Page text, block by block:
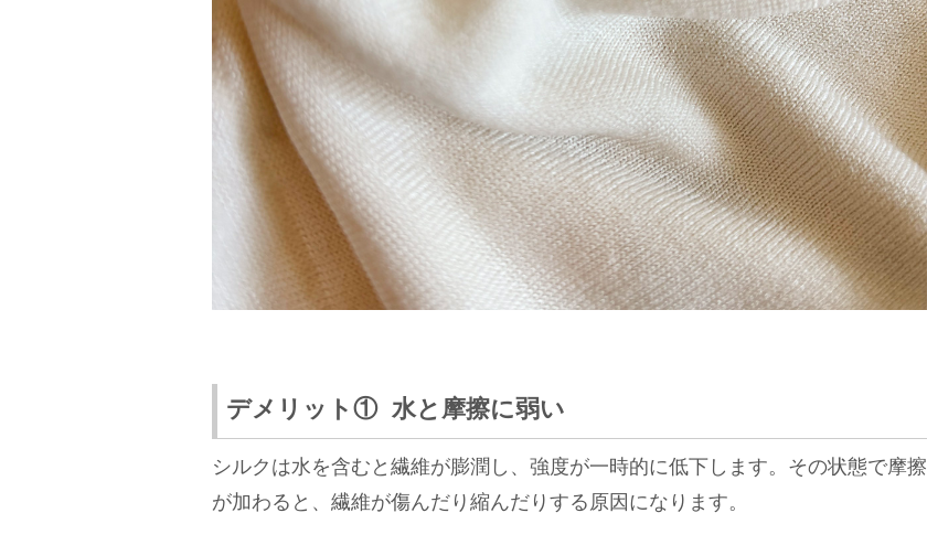
デメリット① 水と摩擦に弱い
シルクは水を含むと繊維が膨潤し、強度が一時的に低下します。その状態で摩擦
が加わると、繊維が傷んだり縮んだりする原因になります。